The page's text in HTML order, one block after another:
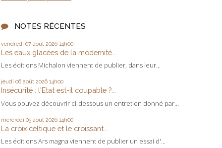
NOTES RÉCENTES
vendredi 07 août 2026 14h00
Les eaux glacées de la modernité...
Les éditions Michalon viennent de publier, dans leur...
jeudi 06 août 2026 14h00
Insécurité : l'Etat est-il coupable ?...
Vous pouvez découvrir ci-dessous un entretien donné par...
mercredi 05 août 2026 14h00
La croix celtique et le croissant...
Les éditions Ars magna viennent de publier un essai d'...